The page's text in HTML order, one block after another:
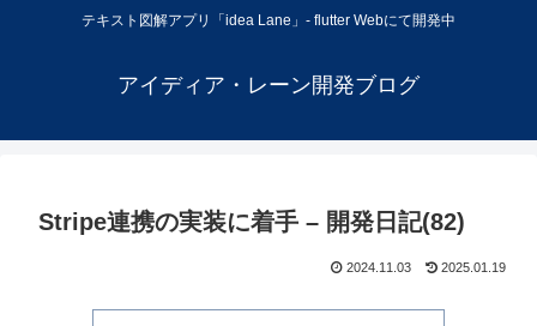
テキスト図解アプリ「idea Lane」- flutter Webにて開発中
アイディア・レーン開発ブログ
Stripe連携の実装に着手 – 開発日記(82)
2024.11.03 2025.01.19